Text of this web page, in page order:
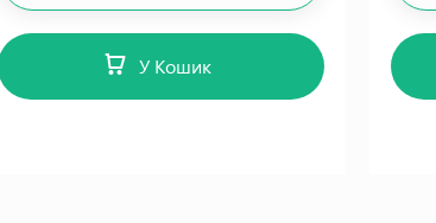
У Кошик